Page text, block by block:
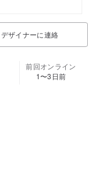
デザイナーに連絡
前回オンライン
1〜3日前